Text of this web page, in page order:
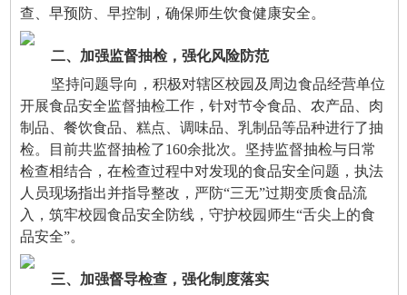
查、早预防、早控制，确保师生饮食健康安全。
二、加强监督抽检，强化风险防范
坚持问题导向，积极对辖区校园及周边食品经营单位
开展食品安全监督抽检工作，针对节令食品、农产品、肉
制品、餐饮食品、糕点、调味品、乳制品等品种进行了抽
检。目前共监督抽检了160余批次。坚持监督抽检与日常
检查相结合，在检查过程中对发现的食品安全问题，执法
人员现场指出并指导整改，严防“三无”过期变质食品流
入，筑牢校园食品安全防线，守护校园师生“舌尖上的食
品安全”。
三、加强督导检查，强化制度落实